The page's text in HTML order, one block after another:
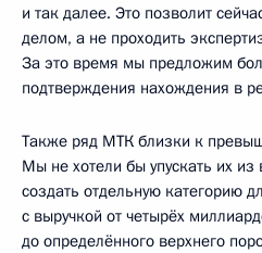
и так далее. Это позволит
делом, а не проходить
За это время мы предложим
подтверждения нахождения в
Также ряд МТК близки к
Мы не хотели бы упускать их из
создать отдельную категорию
с выручкой от четырёх
до определённого верхнего